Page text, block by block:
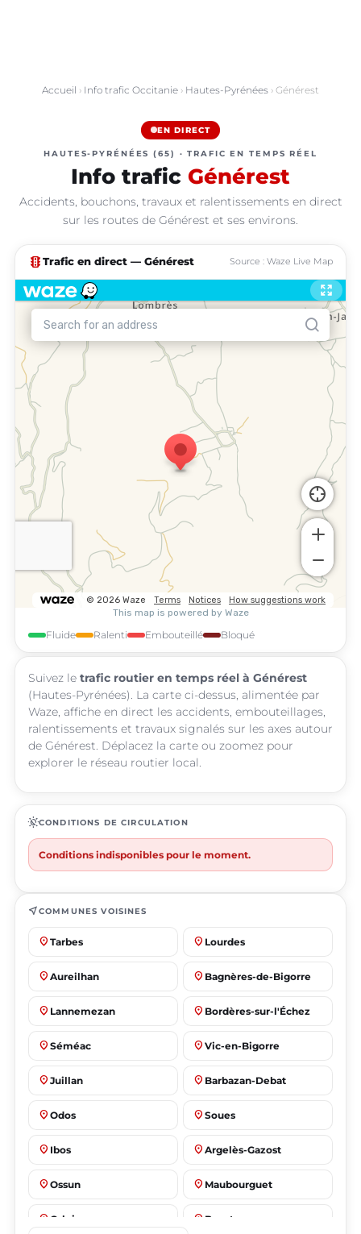
Accueil › Info trafic Occitanie › Hautes-Pyrénées › Générest
EN DIRECT
HAUTES-PYRÉNÉES (65) · TRAFIC EN TEMPS RÉEL
Info trafic Générest
Accidents, bouchons, travaux et ralentissements en direct
sur les routes de Générest et ses environs.
traffic Trafic en direct — Générest Source : Waze Live Map
Fluide Ralenti Embouteillé Bloqué
Suivez le trafic routier en temps réel à Générest
(Hautes-Pyrénées). La carte ci-dessus, alimentée par
Waze, affiche en direct les accidents, embouteillages,
ralentissements et travaux signalés sur les axes autour
de Générest. Déplacez la carte ou zoomez pour
explorer le réseau routier local.
routineCONDITIONS DE CIRCULATION
Conditions indisponibles pour le moment.
near_meCOMMUNES VOISINES
place Tarbes place Lourdes
place Aureilhan place Bagnères-de-Bigorre
place Lannemezan place Bordères-sur-l'Échez
place Séméac place Vic-en-Bigorre
place Juillan place Barbazan-Debat
place Odos place Soues
place Ibos place Argelès-Gazost
place Ossun place Maubourguet
place Orleix place Bazet